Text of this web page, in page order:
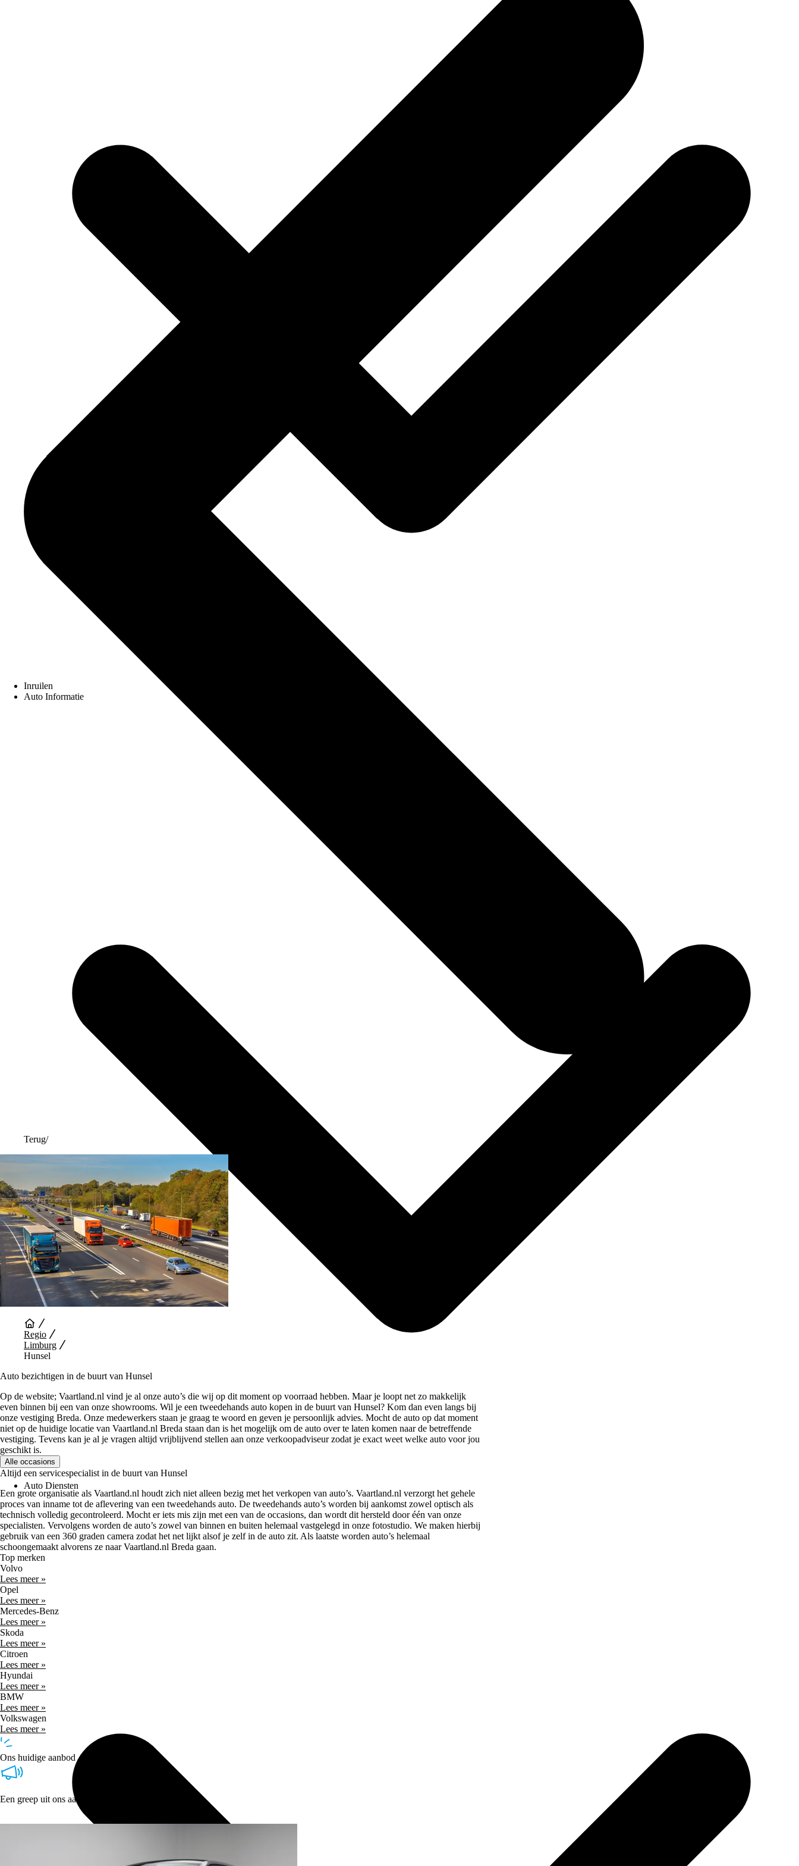
Inruilen
Auto Informatie
Auto Diensten
Terug/
Regio
Limburg
Hunsel
Auto bezichtigen in de buurt van Hunsel
Op de website; Vaartland.nl vind je al onze auto’s die wij op dit moment op voorraad hebben. Maar je loopt net zo makkelijk
even binnen bij een van onze showrooms. Wil je een tweedehands auto kopen in de buurt van Hunsel? Kom dan even langs bij
onze vestiging Breda. Onze medewerkers staan je graag te woord en geven je persoonlijk advies. Mocht de auto op dat moment
niet op de huidige locatie van Vaartland.nl Breda staan dan is het mogelijk om de auto over te laten komen naar de betreffende
vestiging. Tevens kan je al je vragen altijd vrijblijvend stellen aan onze verkoopadviseur zodat je exact weet welke auto voor jou
geschikt is.
Alle occasions
Altijd een servicespecialist in de buurt van Hunsel
Een grote organisatie als Vaartland.nl houdt zich niet alleen bezig met het verkopen van auto’s. Vaartland.nl verzorgt het gehele
proces van inname tot de aflevering van een tweedehands auto. De tweedehands auto’s worden bij aankomst zowel optisch als
technisch volledig gecontroleerd. Mocht er iets mis zijn met een van de occasions, dan wordt dit hersteld door één van onze
specialisten. Vervolgens worden de auto’s zowel van binnen en buiten helemaal vastgelegd in onze fotostudio. We maken hierbij
gebruik van een 360 graden camera zodat het net lijkt alsof je zelf in de auto zit. Als laatste worden auto’s helemaal
schoongemaakt alvorens ze naar Vaartland.nl Breda gaan.
Top merken
Volvo
Lees meer »
Opel
Lees meer »
Mercedes-Benz
Lees meer »
Skoda
Lees meer »
Citroen
Lees meer »
Hyundai
Lees meer »
BMW
Lees meer »
Volkswagen
Lees meer »
Ons huidige aanbod
Een greep uit ons aanbod